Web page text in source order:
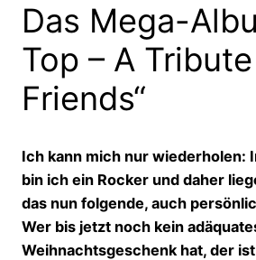
Das Mega-
Top – A
Friends“
Ich kann mich nur wiederholen:
bin ich ein Rocker und daher
das nun folgende, auch
Wer bis jetzt noch kein
Weihnachtsgeschenk hat, der